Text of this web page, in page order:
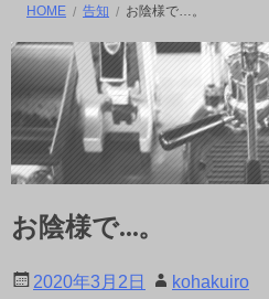
HOME 告知 お陰様で…。
お陰様で…。
2020年3月2日 kohakuiro